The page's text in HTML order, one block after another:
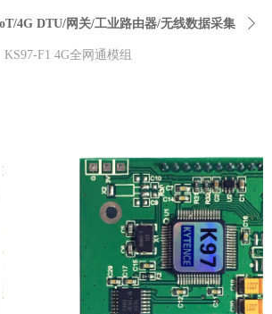
4G DTU/网关/工业路由器/无线数据采集 ꄲ
KS97-F1 4G全网通模组